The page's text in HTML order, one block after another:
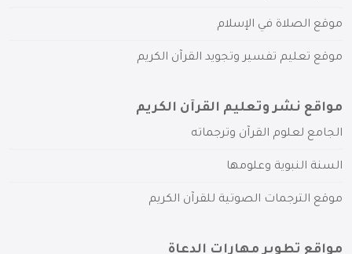
موقع الصلاة في الإسلام
موقع تعليم تفسير وتجويد القرآن الكريم
مواقع نشر وتعليم القرآن الكريم
الجامع لعلوم القرآن وترجماته
السنة النبوية وعلومها
موقع الترجمات الصوتية للقرآن الكريم
مواقع تطوير مهارات الدعاة